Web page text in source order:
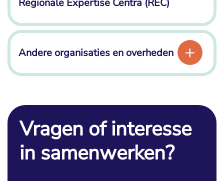
Regionale Expertise Centra (REC)
Andere organisaties en overheden
Vragen of interesse
in samenwerken?